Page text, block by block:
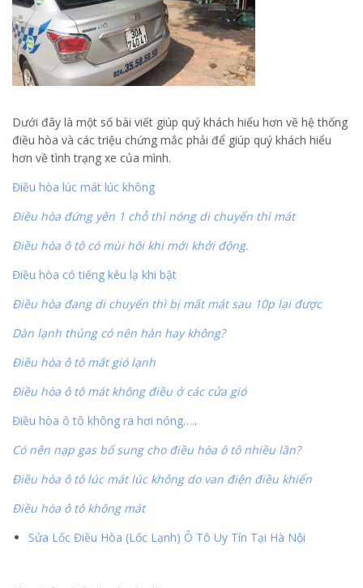
Dưới đây là một số bài viết giúp quý khách hiểu hơn về hệ thống
điều hòa và các triệu chứng mắc phải để giúp quý khách hiểu
hơn về tình trạng xe của mình.
Điều hòa lúc mát lúc không
Điều hòa đứng yên 1 chỗ thì nóng di chuyển thì mát
Điều hòa ô tô có mùi hôi khi mới khởi động.
Điều hòa có tiếng kêu lạ khi bật
Điều hòa đang di chuyển thì bị mất mát sau 10p lại được
Dàn lạnh thủng có nên hàn hay không?
Điều hòa ô tô mất gió lạnh
Điều hòa ô tô mát không điều ở các cửa gió
Điều hòa ô tô không ra hơi nóng…..
Có nên nạp gas bổ sung cho điều hòa ô tô nhiều lần?
Điều hòa ô tô lúc mát lúc không do van điện điều khiển
Điều hòa ô tô không mát
Sửa Lốc Điều Hòa (Lốc Lạnh) Ô Tô Uy Tín Tại Hà Nội